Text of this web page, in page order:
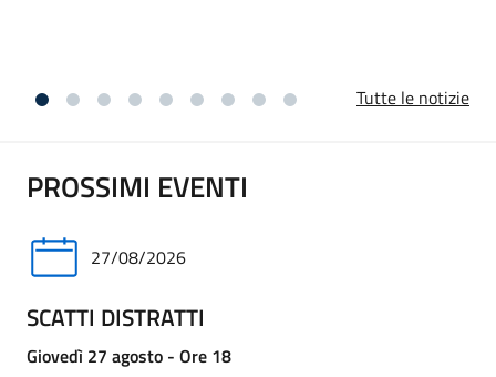
Tutte le notizie
PROSSIMI EVENTI
27/08/2026
SCATTI DISTRATTI
Giovedì 27 agosto - Ore 18